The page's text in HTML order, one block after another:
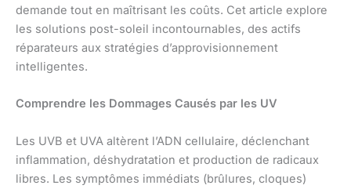
demande tout en maîtrisant les coûts. Cet article explore
les solutions post-soleil incontournables, des actifs
réparateurs aux stratégies d’approvisionnement
intelligentes.
Comprendre les Dommages Causés par les UV
Les UVB et UVA altèrent l’ADN cellulaire, déclenchant
inflammation, déshydratation et production de radicaux
libres. Les symptômes immédiats (brûlures, cloques)